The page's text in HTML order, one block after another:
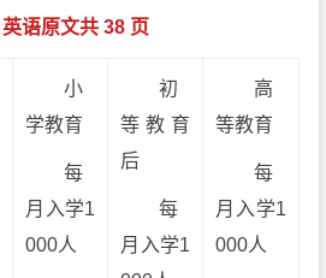
英语原文共 38 页
小
学教育
每
月入学1
000人
初
等教育
后
每
月入学1
高
等教育
每
月入学1
000人